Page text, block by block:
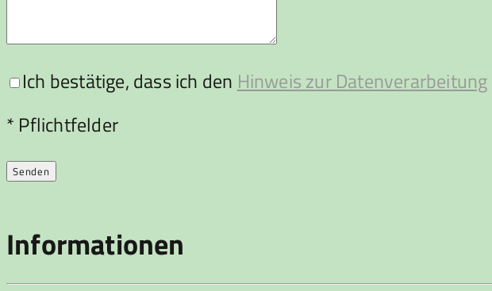
Ich bestätige, dass ich den Hinweis zur Datenverarbeitung
Bitte lasse dieses Feld leer.
* Pflichtfelder
Informationen